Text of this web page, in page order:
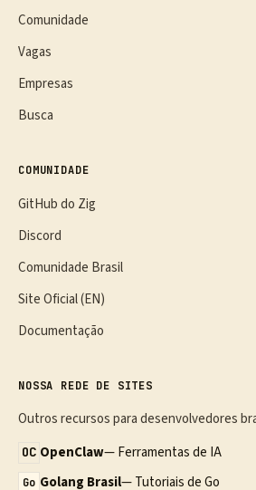
Comunidade
Vagas
Empresas
Busca
COMUNIDADE
GitHub do Zig
Discord
Comunidade Brasil
Site Oficial (EN)
Documentação
NOSSA REDE DE SITES
Outros recursos para desenvolvedores
OC OpenClaw— Ferramentas de IA
Go Golang Brasil— Tutoriais de Go